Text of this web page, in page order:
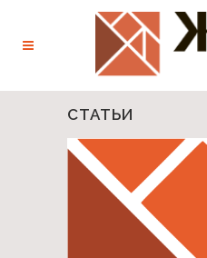
СТАТЬИ